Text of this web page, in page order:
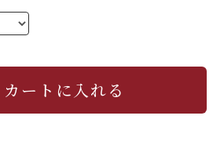
カートに入れる